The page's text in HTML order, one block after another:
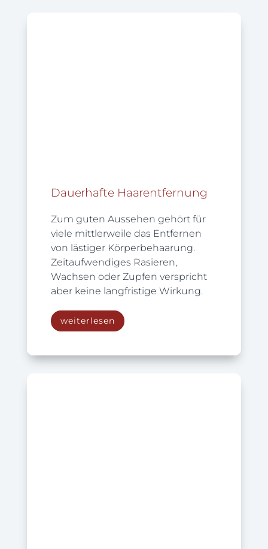
Dauerhafte Haarentfernung
Zum guten Aussehen gehört für
viele mittlerweile das Entfernen
von lästiger Körperbehaarung.
Zeitaufwendiges Rasieren,
Wachsen oder Zupfen verspricht
aber keine langfristige Wirkung.
weiterlesen